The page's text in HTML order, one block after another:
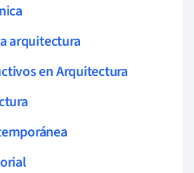
arquitectura
en Arquitectura